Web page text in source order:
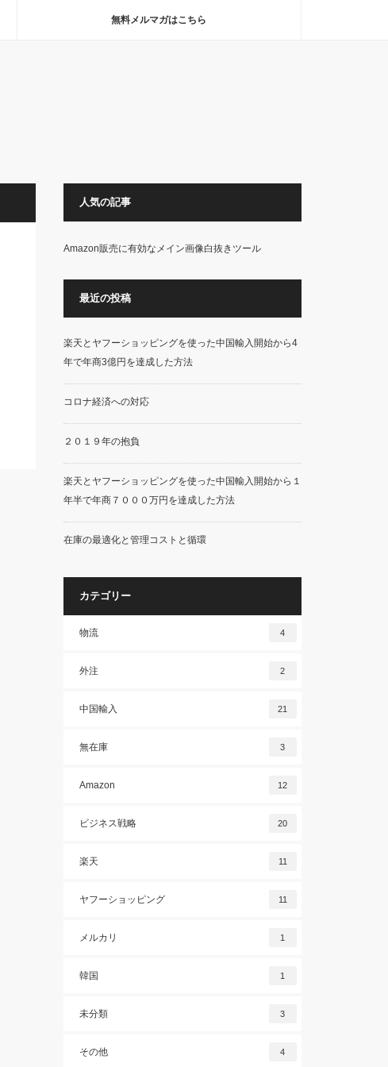
無料メルマガはこちら
人気の記事
Amazon販売に有効なメイン画像白抜きツール
最近の投稿
楽天とヤフーショッピングを使った中国輸入開始から4
年で年商3億円を達成した方法
コロナ経済への対応
２０１９年の抱負
楽天とヤフーショッピングを使った中国輸入開始から１
年半で年商７０００万円を達成した方法
在庫の最適化と管理コストと循環
カテゴリー
物流 4
外注 2
中国輸入 21
無在庫 3
Amazon 12
ビジネス戦略 20
楽天 11
ヤフーショッピング 11
メルカリ 1
韓国 1
未分類 3
その他 4